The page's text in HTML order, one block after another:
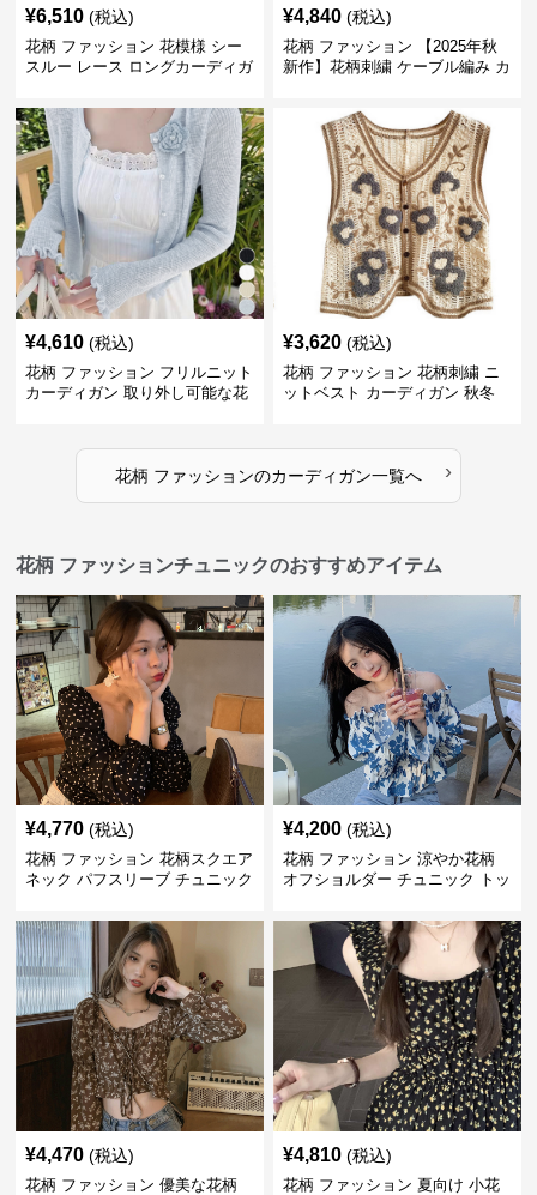
¥6,510 (税込)
花柄 ファッション 花模様 シー
スルー レース ロングカーディガ
¥4,840 (税込)
花柄 ファッション 【2025年秋
新作】花柄刺繍 ケーブル編み カ
¥4,610 (税込)
花柄 ファッション フリルニット
カーディガン 取り外し可能な花
¥3,620 (税込)
花柄 ファッション 花柄刺繍 ニ
ットベスト カーディガン 秋冬
花柄 ファッションのカーディガン一覧へ ›
花柄 ファッションチュニックのおすすめアイテム
¥4,770 (税込)
花柄 ファッション 花柄スクエア
ネック パフスリーブ チュニック
¥4,200 (税込)
花柄 ファッション 涼やか花柄
オフショルダー チュニック トッ
¥4,470 (税込)
花柄 ファッション 優美な花柄
¥4,810 (税込)
花柄 ファッション 夏向け 小花